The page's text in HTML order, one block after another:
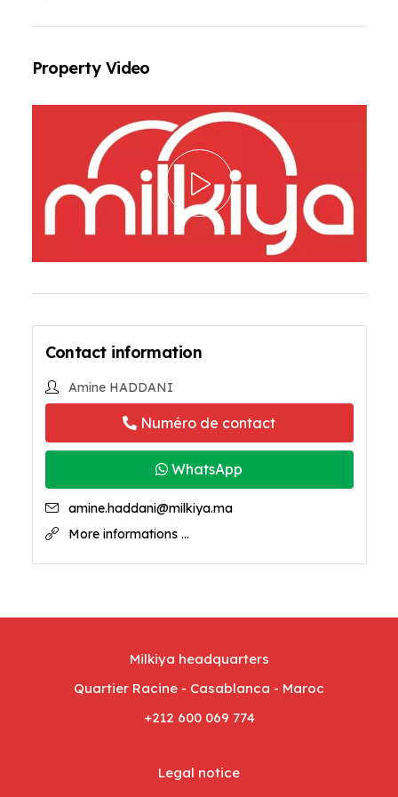
Property Video
Contact information
Amine HADDANI
Numéro de contact
WhatsApp
amine.haddani@milkiya.ma
More informations ...
Milkiya headquarters
Quartier Racine - Casablanca - Maroc
+212 600 069 774
Legal notice